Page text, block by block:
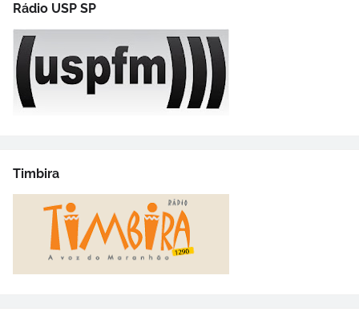
Rádio USP SP
Timbira